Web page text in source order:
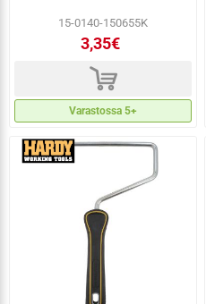
15-0140-150655K
3,35€
d
Varastossa 5+